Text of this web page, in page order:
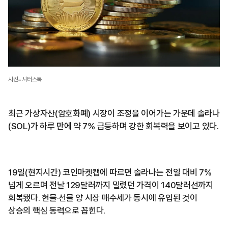
사진=셔터스톡
최근 가상자산(암호화폐) 시장이 조정을 이어가는 가운데 솔라나
(SOL)가 하루 만에 약 7% 급등하며 강한 회복력을 보이고 있다.
19일(현지시간) 코인마켓캡에 따르면 솔라나는 전일 대비 7%
넘게 오르며 전날 129달러까지 밀렸던 가격이 140달러선까지
회복됐다. 현물·선물 양 시장 매수세가 동시에 유입된 것이
상승의 핵심 동력으로 꼽힌다.